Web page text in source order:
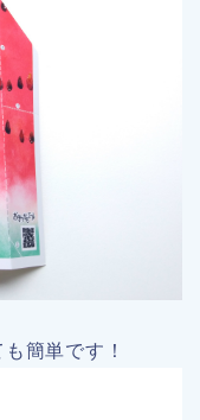
簡単です！